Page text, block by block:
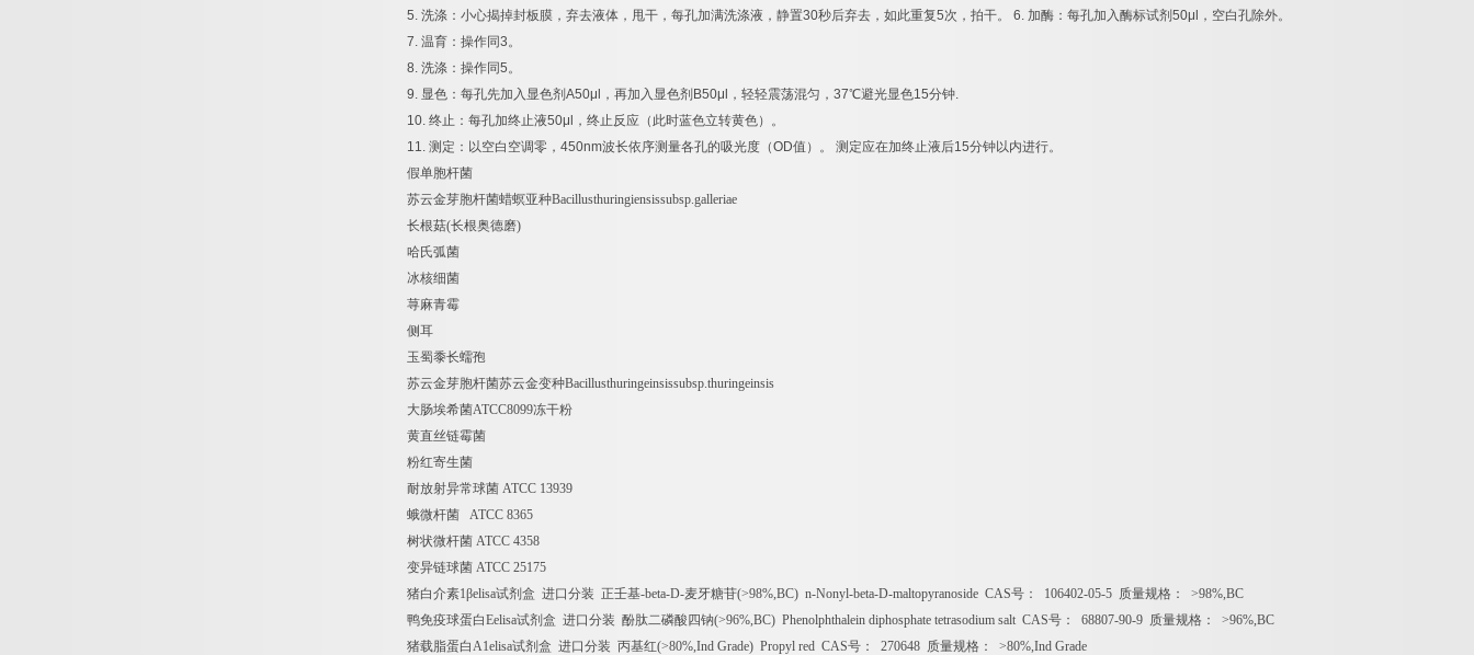
5. 洗涤：小心揭掉封板膜，弃去液体，甩干，每孔加满洗涤液，静置30秒后弃去，如此重复5次，拍干。 6. 加酶：每孔加入酶标试剂 50μl
，空白孔除外。
7. 温育：操作同3。
8. 洗涤：操作同5。
9. 显色：每孔先加入显色剂 A50μl ，再加入显色剂 B50μl ，轻轻震荡混匀， 37℃避光显色15分钟.
10. 终止：每孔加终止液50μl
，终止反应（此时蓝色立转黄色）。
11. 测定：以空白空调零， 450nm波长依序测量各孔的吸光度（OD值）。 测定应在加终止液后15分钟以内进行。
假单胞杆菌
苏云金芽胞杆菌蜡螟亚种Bacillusthuringiensissubsp.galleriae
长根菇(长根奥德磨)
哈氏弧菌
冰核细菌
荨麻青霉
侧耳
玉蜀黍长蠕孢
苏云金芽胞杆菌苏云金变种Bacillusthuringeinsissubsp.thuringeinsis
大肠埃希菌ATCC8099冻干粉
黄直丝链霉菌
粉红寄生菌
耐放射异常球菌 ATCC 13939
蛾微杆菌 ATCC 8365
树状微杆菌 ATCC 4358
变异链球菌 ATCC 25175
猪白介素1βelisa试剂盒 进口分装 正壬基-beta-D-麦牙糖苷(>98%,BC) n-Nonyl-beta-D-maltopyranoside CAS号： 106402-05-5 质量规格：
>98%,BC
鸭免疫球蛋白Eelisa试剂盒 进口分装 酚肽二磷酸四钠(>96%,BC) Phenolphthalein diphosphate tetrasodium salt CAS号： 68807-90-9 质量规格：
>96%,BC
猪载脂蛋白A1elisa试剂盒 进口分装 丙基红(>80%,Ind Grade) Propyl red CAS号： 270648 质量规格：
>80%,Ind Grade